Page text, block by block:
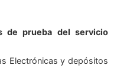
de prueba del servicio
Electrónicas y depósitos